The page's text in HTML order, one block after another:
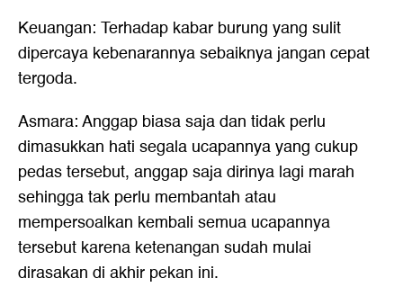
Keuangan: Terhadap kabar burung yang sulit
dipercaya kebenarannya sebaiknya jangan cepat
tergoda.
Asmara: Anggap biasa saja dan tidak perlu
dimasukkan hati segala ucapannya yang cukup
pedas tersebut, anggap saja dirinya lagi marah
sehingga tak perlu membantah atau
mempersoalkan kembali semua ucapannya
tersebut karena ketenangan sudah mulai
dirasakan di akhir pekan ini.